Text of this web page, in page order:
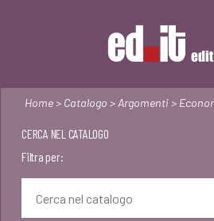
Home> Catalogo > Argomenti>
CERCA NEL CATALOGO
Filtra per: